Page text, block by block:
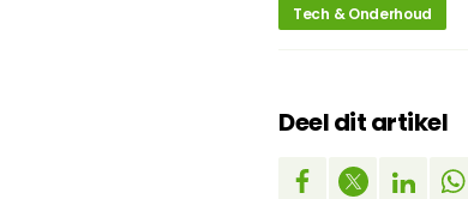
Tech & Onderhoud
Deel dit artikel